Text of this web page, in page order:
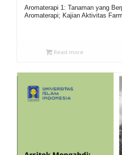
Aromaterapi 1: Tanaman yang
Aromaterapi; Kajian Aktivitas
Read more